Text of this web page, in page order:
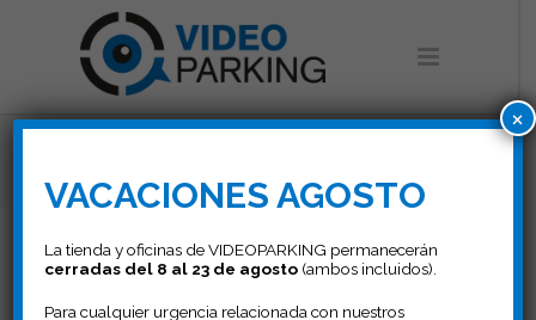
Horari vacances
VACACIONES AGOSTO
La tienda y oficinas de VIDEOPARKING permanecerán
cerradas del 8 al 23 de agosto (ambos incluidos).
Para cualquier urgencia relacionada con nuestros
×